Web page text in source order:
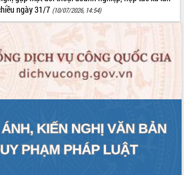
ngày 31/7 (10/07/2026, 14:54)